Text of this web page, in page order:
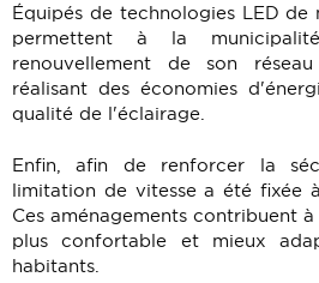
Équipés de technologies LED de
permettent à la
renouvellement de son
réalisant des économies
qualité de l'éclairage.
Enfin, afin de renforcer la
limitation de vitesse a été fixée
Ces aménagements contribuent
plus confortable et mieux
habitants.